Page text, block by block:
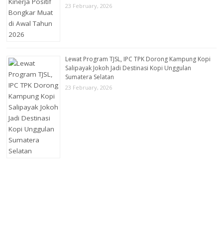
23 February, 2026
Lewat Program TJSL, IPC TPK Dorong Kampung Kopi
Salipayak Jokoh Jadi Destinasi Kopi Unggulan
Sumatera Selatan
23 February, 2026